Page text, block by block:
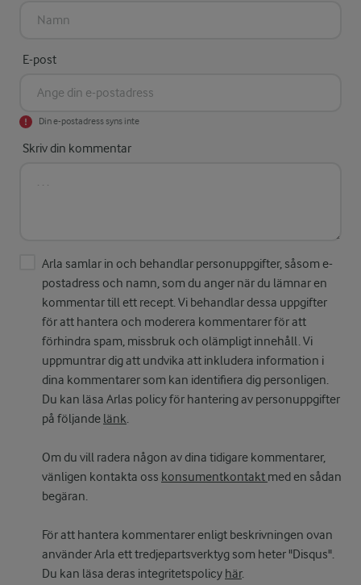
E-post
Din e-postadress syns inte
Skriv din kommentar
Arla samlar in och behandlar personuppgifter, såsom e-
postadress och namn, som du anger när du lämnar en
kommentar till ett recept. Vi behandlar dessa uppgifter
för att hantera och moderera kommentarer för att
förhindra spam, missbruk och olämpligt innehåll. Vi
uppmuntrar dig att undvika att inkludera information i
dina kommentarer som kan identifiera dig personligen.
Du kan läsa Arlas policy för hantering av personuppgifter
på följande länk.
Om du vill radera någon av dina tidigare kommentarer,
vänligen kontakta oss konsumentkontakt med en sådan
begäran.
För att hantera kommentarer enligt beskrivningen ovan
använder Arla ett tredjepartsverktyg som heter "Disqus".
Du kan läsa deras integritetspolicy här.